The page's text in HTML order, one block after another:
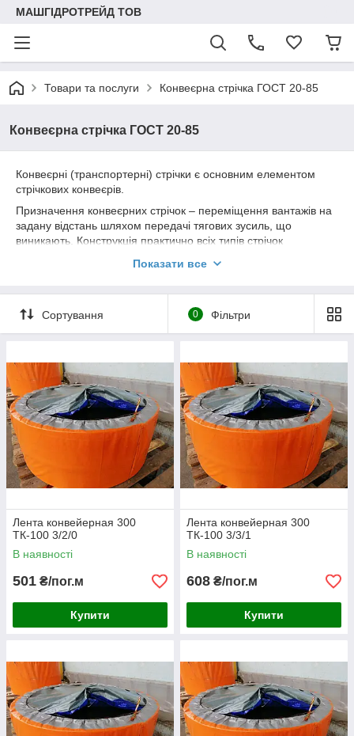
МАШГІДРОТРЕЙД ТОВ
Товари та послуги Конвеєрна стрічка ГОСТ 20-85
Конвеєрна стрічка ГОСТ 20-85
Конвеєрні (транспортерні) стрічки є основним елементом
стрічкових конвеєрів.
Призначення конвеєрних стрічок – переміщення вантажів на
задану відстань шляхом передачі тягових зусиль, що
виникають. Конструкція практично всіх типів стрічок
несе на собі основне тягове навантаження.
- робочої та неробочої обкладки, що виконують роль
Показати все
Сортування 0 Фільтри
Лента конвейерная 300
ТК-100 3/2/0
В наявності
501 ₴/пог.м
Купити
Лента конвейерная 300
ТК-100 3/3/1
В наявності
608 ₴/пог.м
Купити